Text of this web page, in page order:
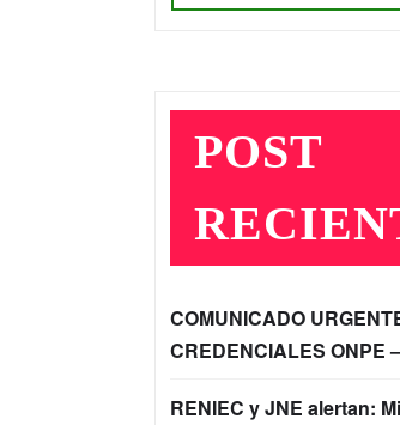
POST
COMUNICADO
CREDENCIALES ONPE
RENIEC y JNE alertan: